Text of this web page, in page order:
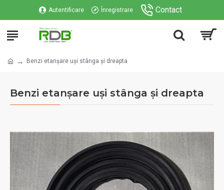
Autentificare Înregistrare Contact
Benzi etanșare uși stânga și dreapta
Benzi etanșare uși stânga și dreapta